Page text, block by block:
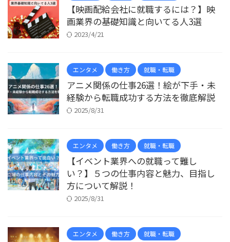
【映画配給会社に就職するには？】映
画業界の基礎知識と向いてる人3選
2023/4/21
エンタメ 働き方 就職・転職
アニメ関係の仕事26選！絵が下手・未
経験から転職成功する方法を徹底解説
2025/8/31
エンタメ 働き方 就職・転職
【イベント業界への就職って難し
い？】５つの仕事内容と魅力、目指し
方について解説！
2025/8/31
エンタメ 働き方 就職・転職